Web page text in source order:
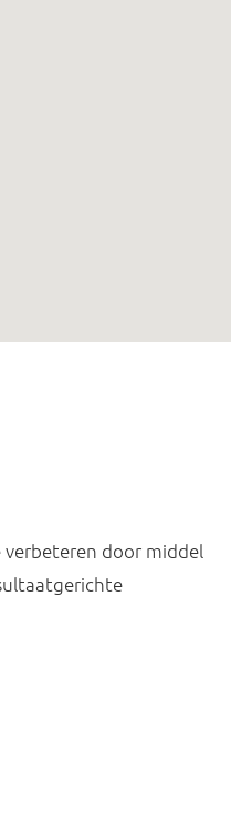
door middel